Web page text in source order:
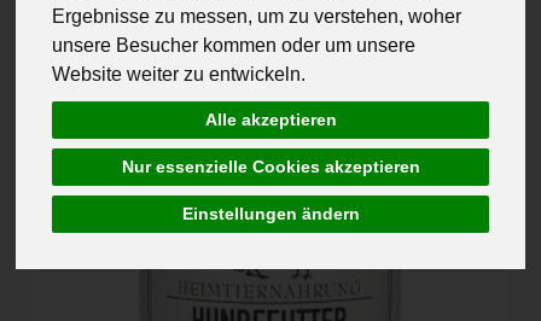
Ergebnisse zu messen, um zu verstehen, woher
unsere Besucher kommen oder um unsere
Website weiter zu entwickeln.
Alle akzeptieren
Nur essenzielle Cookies akzeptieren
Einstellungen ändern